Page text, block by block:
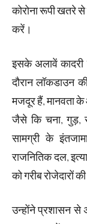
कोरोना रूपी खतरे
करें।
इसके अलावें
दौरान लॉकडाउन
मजदूर हैं, मानवता
जैसे कि चना, गुड़,
सामग्री के
राजनितिक दल,
को गरीब रोजेदारों
उन्होंने प्रशासन से